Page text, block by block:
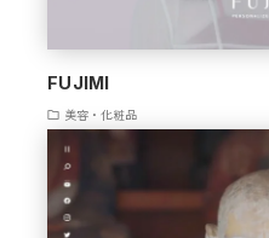
FUJIMI
美容・化粧品